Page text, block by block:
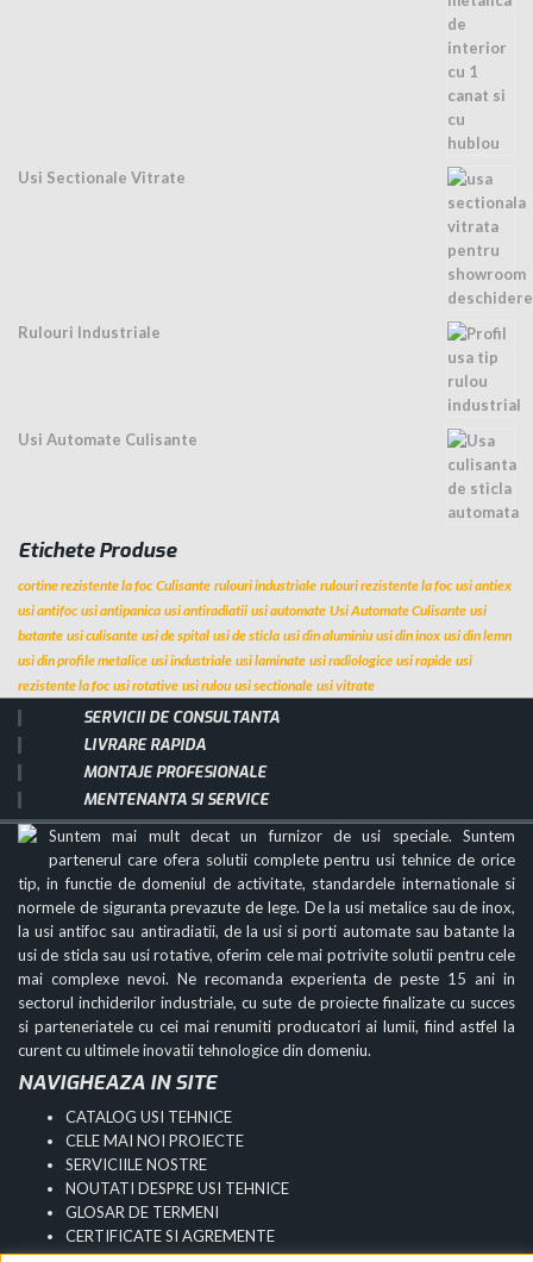
Usi Sectionale Vitrate
Rulouri Industriale
Usi Automate Culisante
Etichete Produse
cortine rezistente la foc Culisante rulouri industriale rulouri rezistente la foc usi antiex
usi antifoc usi antipanica usi antiradiatii usi automate Usi Automate Culisante usi
batante usi culisante usi de spital usi de sticla usi din aluminiu usi din inox usi din lemn
usi din profile metalice usi industriale usi laminate usi radiologice usi rapide usi
rezistente la foc usi rotative usi rulou usi sectionale usi vitrate
SERVICII DE CONSULTANTA
LIVRARE RAPIDA
MONTAJE PROFESIONALE
MENTENANTA SI SERVICE
Suntem mai mult decat un furnizor de usi speciale. Suntem
partenerul care ofera solutii complete pentru usi tehnice de orice
tip, in functie de domeniul de activitate, standardele internationale si
normele de siguranta prevazute de lege. De la usi metalice sau de inox,
la usi antifoc sau antiradiatii, de la usi si porti automate sau batante la
usi de sticla sau usi rotative, oferim cele mai potrivite solutii pentru cele
mai complexe nevoi. Ne recomanda experienta de peste 15 ani in
sectorul inchiderilor industriale, cu sute de proiecte finalizate cu succes
si parteneriatele cu cei mai renumiti producatori ai lumii, fiind astfel la
curent cu ultimele inovatii tehnologice din domeniu.
NAVIGHEAZA IN SITE
CATALOG USI TEHNICE
CELE MAI NOI PROIECTE
SERVICIILE NOSTRE
NOUTATI DESPRE USI TEHNICE
GLOSAR DE TERMENI
CERTIFICATE SI AGREMENTE